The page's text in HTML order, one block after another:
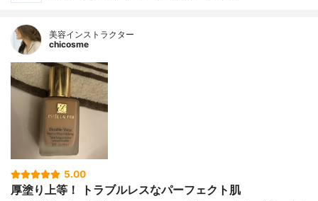
美容インストラクター
chicosme
5.00
厚塗り上等！ トラブルレスなパーフェクト肌